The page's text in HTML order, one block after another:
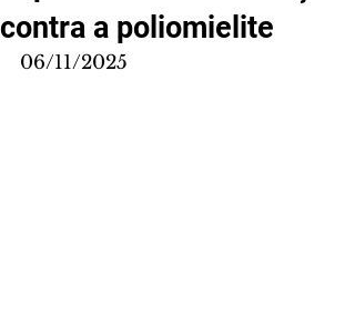
contra a poliomielite
06/11/2025